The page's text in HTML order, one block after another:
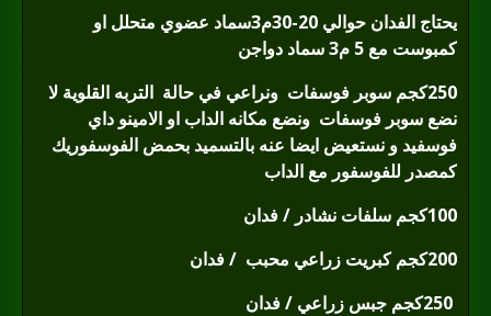
يحتاج الفدان حوالي 20-30م3سماد عضوي متحلل او
كمبوست مع 5 م3 سماد دواجن
250كجم سوبر فوسفات ونراعي في حالة التربه القلوية لا
نضع سوبر فوسفات ونضع مكانه الداب او الامينو داي
فوسفيد و نستعيض ايضا عنه بالتسميد بحمض الفوسفوريك
كمصدر للفوسفور مع الداب
100كجم سلفات نشادر / فدان
200كجم كبريت زراعي محبب / فدان
250كجم جبس زراعي / فدان